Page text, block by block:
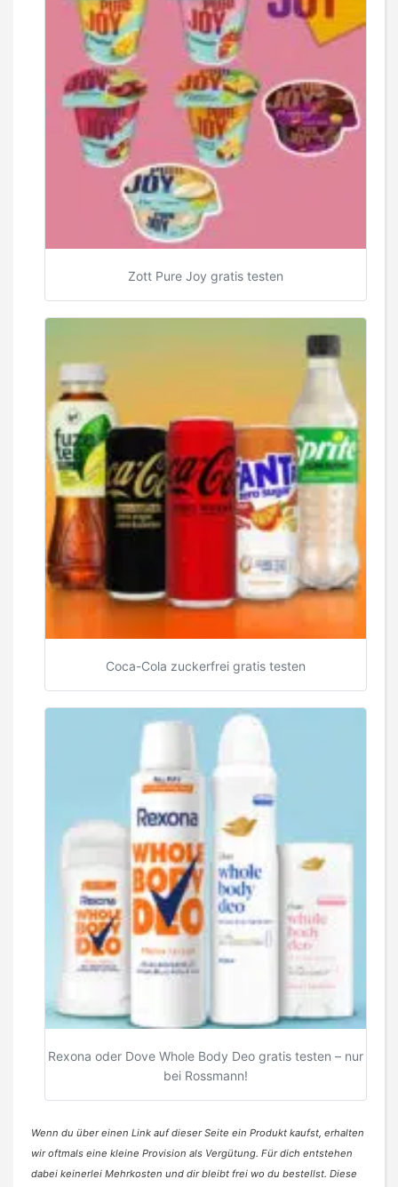
Zott Pure Joy gratis testen
Coca-Cola zuckerfrei gratis testen
Rexona oder Dove Whole Body Deo gratis testen – nur
bei Rossmann!
Wenn du über einen Link auf dieser Seite ein Produkt kaufst, erhalten
wir oftmals eine kleine Provision als Vergütung. Für dich entstehen
dabei keinerlei Mehrkosten und dir bleibt frei wo du bestellst. Diese